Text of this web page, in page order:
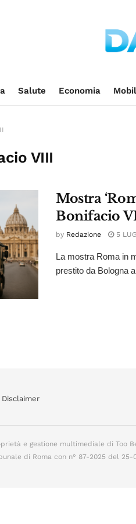
Salute Economia
VIII
Mostra
Bonifacio
by Redazione 5
La mostra Roma in
prestito da Bologna
Disclaimer
e gestione multimediale di Too
di Roma con n° 87-2025 del